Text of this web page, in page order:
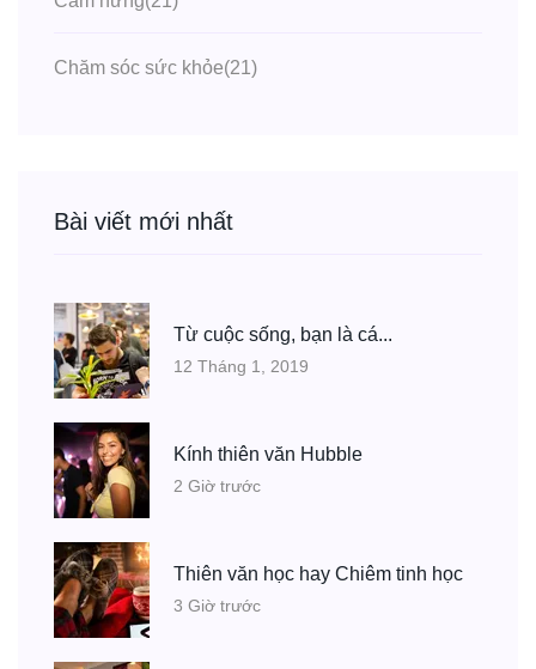
Chăm sóc sức khỏe(21)
Bài viết mới nhất
Từ cuộc sống, bạn là cá...
12 Tháng 1, 2019
Kính thiên văn Hubble
2 Giờ trước
Thiên văn học hay Chiêm tinh học
3 Giờ trước